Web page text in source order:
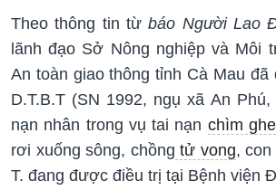
Theo thông tin từbáo Người Lao
lãnh đạo Sở Nông nghiệp và Môi
An toàn giao thông tỉnh Cà Mau đã
D.T.B.T (SN 1992, ngụ xã An
nạn nhân trong vụ tai nạn chìm ghe
rơi xuống sông, chồng tử vong,
T. đang được điều trị tại Bệnh viện